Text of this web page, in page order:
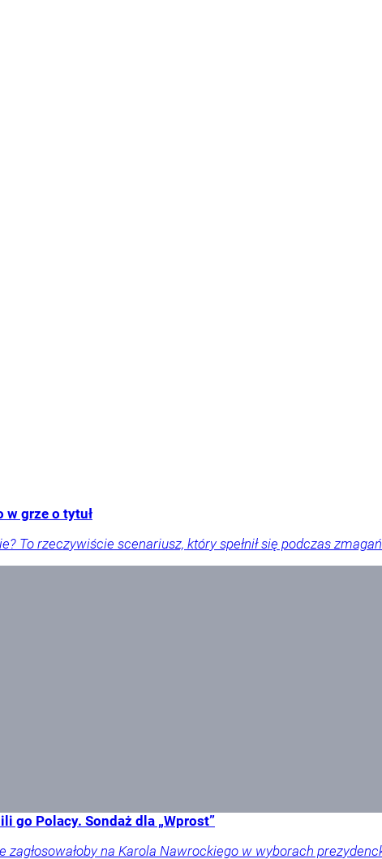
w grze o tytuł
To rzeczywiście scenariusz, który spełnił się podczas
go Polacy. Sondaż dla „Wprost”
na Karola Nawrockiego w wyborach